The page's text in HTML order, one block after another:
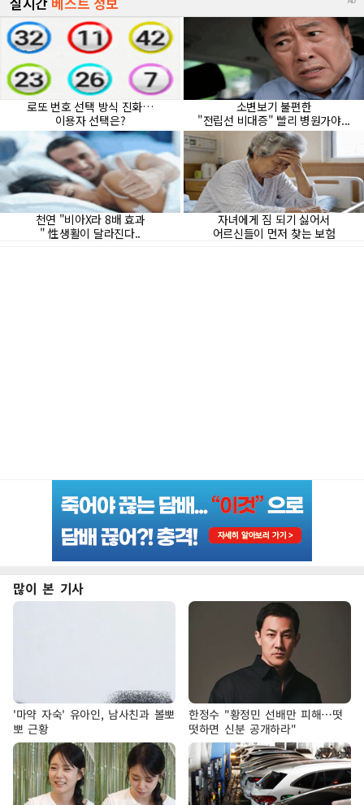
많이 본 기사
'마약 자숙' 유아인, 남사친과 볼뽀
뽀 근황
한정수 "황정민 선배만 피해…떳
떳하면 신분 공개하라"